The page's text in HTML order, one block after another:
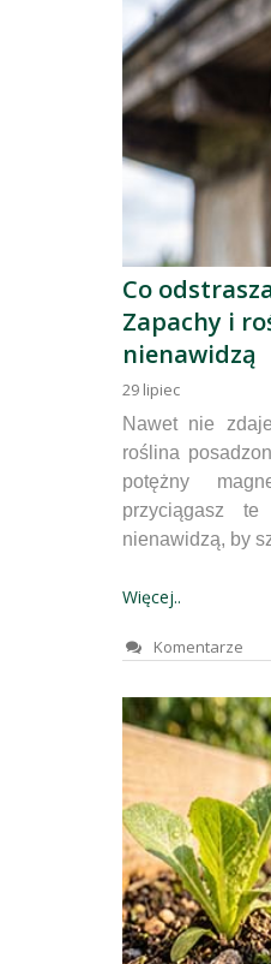
Co
Zapachy i
nienawidzą
29 lipiec
Nawet nie
roślina
potężny
przyciągasz
nienawidzą, by
Więcej..
Komentarze